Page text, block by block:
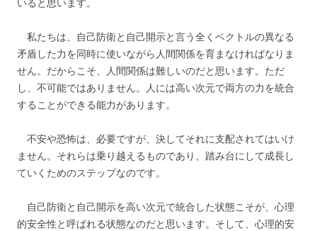
いると思います。
私たちは、自己防衛と自己開示と言う全くベクトルの異なる
矛盾した力を同時に使いながら人間関係を育まなければなりま
せん。だからこそ、人間関係は難しいのだと思います。ただ
し、不可能ではありません。人には高い次元で両方の力を統合
することができる能力があります。
不安や恐怖は、必要ですが、決してそれに支配されてはいけ
ません。それらは乗り越えるものであり、踏み台にして成長し
ていくためのステップなのです。
自己防衛と自己開示を高い次元で統合した状態こそが、心理
的安全性と呼ばれる状態なのだと思います。そして、心理的安